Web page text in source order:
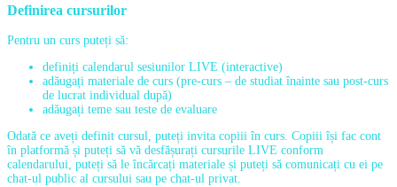
Definirea cursurilor
Pentru un curs puteți să:
definiți calendarul sesiunilor LIVE (interactive)
adăugați materiale de curs (pre-curs – de studiat înainte sau post-curs
de lucrat individual după)
adăugați teme sau teste de evaluare
Odată ce aveți definit cursul, puteți invita copiii în curs. Copiii își fac cont
în platformă și puteți să vă desfășurați cursurile LIVE conform
calendarului, puteți să le încărcați materiale și puteți să comunicați cu ei pe
chat-ul public al cursului sau pe chat-ul privat.